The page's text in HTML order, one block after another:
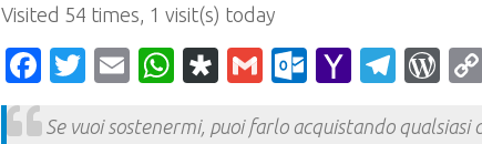
Visited 54 times, 1 visit(s) today
Facebook
Twitter
EmailWhatsApp
Diaspora
Gmail Yahoo
Se vuoi sostenermi, puoi farlo acquistando qualsiasi